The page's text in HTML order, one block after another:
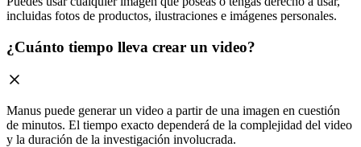
incluidas fotos de productos, ilustraciones e imágenes personales.
¿Cuánto tiempo lleva crear un video?
Manus puede generar un video a partir de una imagen en cuestión
de minutos. El tiempo exacto dependerá de la complejidad del video
y la duración de la investigación involucrada.